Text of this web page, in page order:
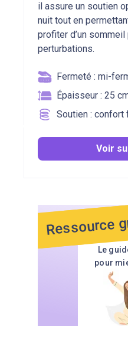
il assure un soutien
nuit tout en
profiter d’un
perturbations.
Fermeté : mi-
Épaisseur : 25
Soutien : confort
Voir
Le
pour
Ressource